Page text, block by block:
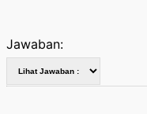
Jawaban: